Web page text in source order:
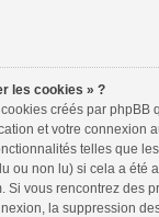
les cookies » ?
créés par phpBB
et votre connexion
telles que
ou non lu) si cela a été
Si vous rencontrez des
la suppression